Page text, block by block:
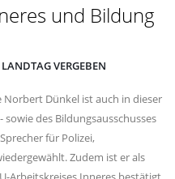
und Bildung
VERGEBEN
Dünkel ist auch in dieser
des Bildungsausschusses
für Polizei,
Zudem ist er als